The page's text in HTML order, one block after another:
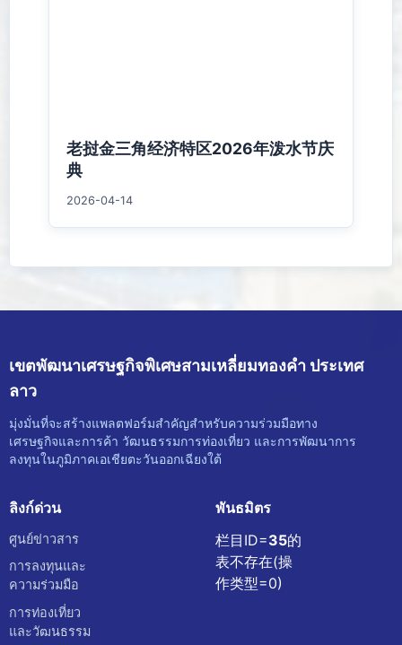
老挝金三角经济特区2026年泼水节庆
典
2026-04-14
เขตพัฒนาเศรษฐกิจพิเศษสามเหลี่ยมทองคำ ประเทศ
ลาว
มุ่งมั่นที่จะสร้างแพลตฟอร์มสำคัญสำหรับความร่วมมือทาง
เศรษฐกิจและการค้า วัฒนธรรมการท่องเที่ยว และการพัฒนาการ
ลงทุนในภูมิภาคเอเชียตะวันออกเฉียงใต้
ลิงก์ด่วน
ศูนย์ข่าวสาร
การลงทุนและ
ความร่วมมือ
การท่องเที่ยว
และวัฒนธรรม
พันธมิตร
栏目ID=35的
表不存在(操
作类型=0)